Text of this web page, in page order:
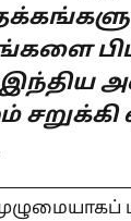
இந்திய
சறுக்கி